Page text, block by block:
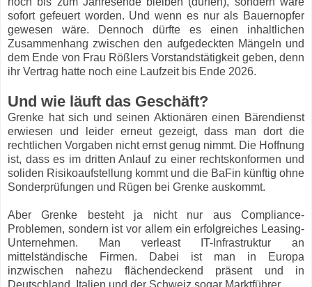
sofort gefeuert worden. Und wenn es nur als Bauernopfer
gewesen wäre. Dennoch dürfte es einen inhaltlichen
Zusammenhang zwischen den aufgedeckten Mängeln und
dem Ende von Frau Rößlers Vorstandstätigkeit geben, denn
ihr Vertrag hatte noch eine Laufzeit bis Ende 2026.
Und wie läuft das Geschäft?
Grenke hat sich und seinen Aktionären einen Bärendienst
erwiesen und leider erneut gezeigt, dass man dort die
rechtlichen Vorgaben nicht ernst genug nimmt. Die Hoffnung
ist, dass es im dritten Anlauf zu einer rechtskonformen und
soliden Risikoaufstellung kommt und die BaFin künftig ohne
Sonderprüfungen und Rügen bei Grenke auskommt.
Aber Grenke besteht ja nicht nur aus Compliance-
Problemen, sondern ist vor allem ein erfolgreiches Leasing-
Unternehmen. Man verleast IT-Infrastruktur an
mittelständische Firmen. Dabei ist man in Europa
inzwischen nahezu flächendeckend präsent und in